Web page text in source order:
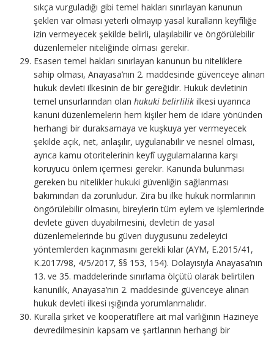
sıkça vurguladığı gibi temel hakları sınırlayan kanunun
şeklen var olması yeterli olmayıp yasal kuralların keyfîliğe
izin vermeyecek şekilde belirli, ulaşılabilir ve öngörülebilir
düzenlemeler niteliğinde olması gerekir.
Esasen temel hakları sınırlayan kanunun bu niteliklere
sahip olması, Anayasa’nın 2. maddesinde güvenceye alınan
hukuk devleti ilkesinin de bir gereğidir. Hukuk devletinin
temel unsurlarından olan hukuki belirlilik ilkesi uyarınca
kanuni düzenlemelerin hem kişiler hem de idare yönünden
herhangi bir duraksamaya ve kuşkuya yer vermeyecek
şekilde açık, net, anlaşılır, uygulanabilir ve nesnel olması,
ayrıca kamu otoritelerinin keyfî uygulamalarına karşı
koruyucu önlem içermesi gerekir. Kanunda bulunması
gereken bu nitelikler hukuki güvenliğin sağlanması
bakımından da zorunludur. Zira bu ilke hukuk normlarının
öngörülebilir olmasını, bireylerin tüm eylem ve işlemlerinde
devlete güven duyabilmesini, devletin de yasal
düzenlemelerinde bu güven duygusunu zedeleyici
yöntemlerden kaçınmasını gerekli kılar (AYM, E.2015/41,
K.2017/98, 4/5/2017, §§ 153, 154). Dolayısıyla Anayasa’nın
13. ve 35. maddelerinde sınırlama ölçütü olarak belirtilen
kanunilik, Anayasa’nın 2. maddesinde güvenceye alınan
hukuk devleti ilkesi ışığında yorumlanmalıdır.
Kuralla şirket ve kooperatiflere ait mal varlığının Hazineye
devredilmesinin kapsam ve şartlarının herhangi bir